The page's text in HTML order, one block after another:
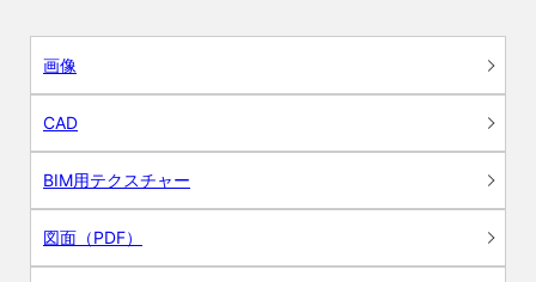
画像
CAD
BIM用テクスチャー
図面（PDF）